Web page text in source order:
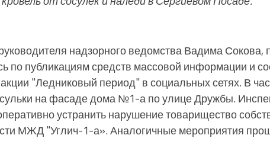
надзорного ведомства Вадима Сокова,
по публикациям средств массовой информации и
"Ледниковый период" в социальных сетях. В
на фасаде дома №1-а по улице Дружбы.
устранить нарушение товарищество
МЖД "Углич-1-а». Аналогичные мероприятия